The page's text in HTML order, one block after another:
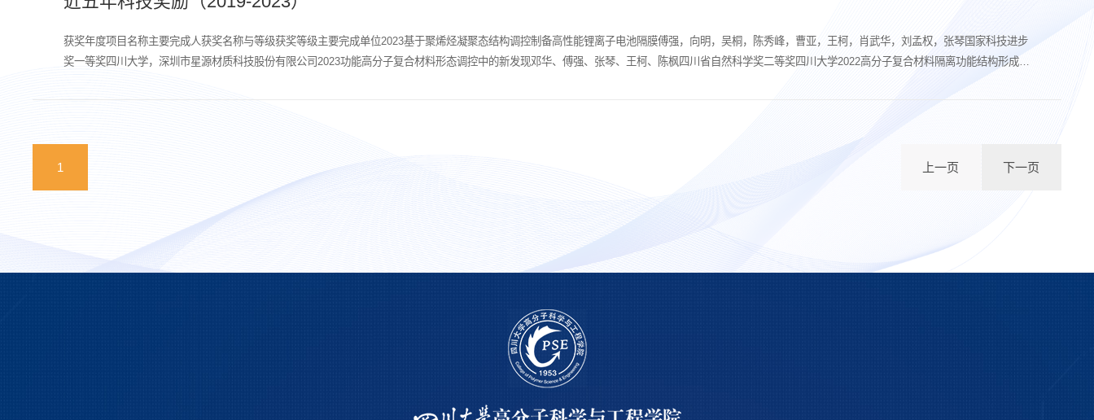
获奖年度项目名称主要完成人获奖名称与等级获奖等级主要完成单位2023基于聚烯烃凝聚态结构调控制备高性能锂离子电池隔膜傅强，向明，吴桐，陈秀峰，曹亚，王柯，肖武华，刘孟权，张琴国家科技进步
奖一等奖四川大学，深圳市星源材质科技股份有限公司2023功能高分子复合材料形态调控中的新发现邓华、傅强、张琴、王柯、陈枫四川省自然科学奖二等奖四川大学2022高分子复合材料隔离功能结构形成机
1 上一页 下一页